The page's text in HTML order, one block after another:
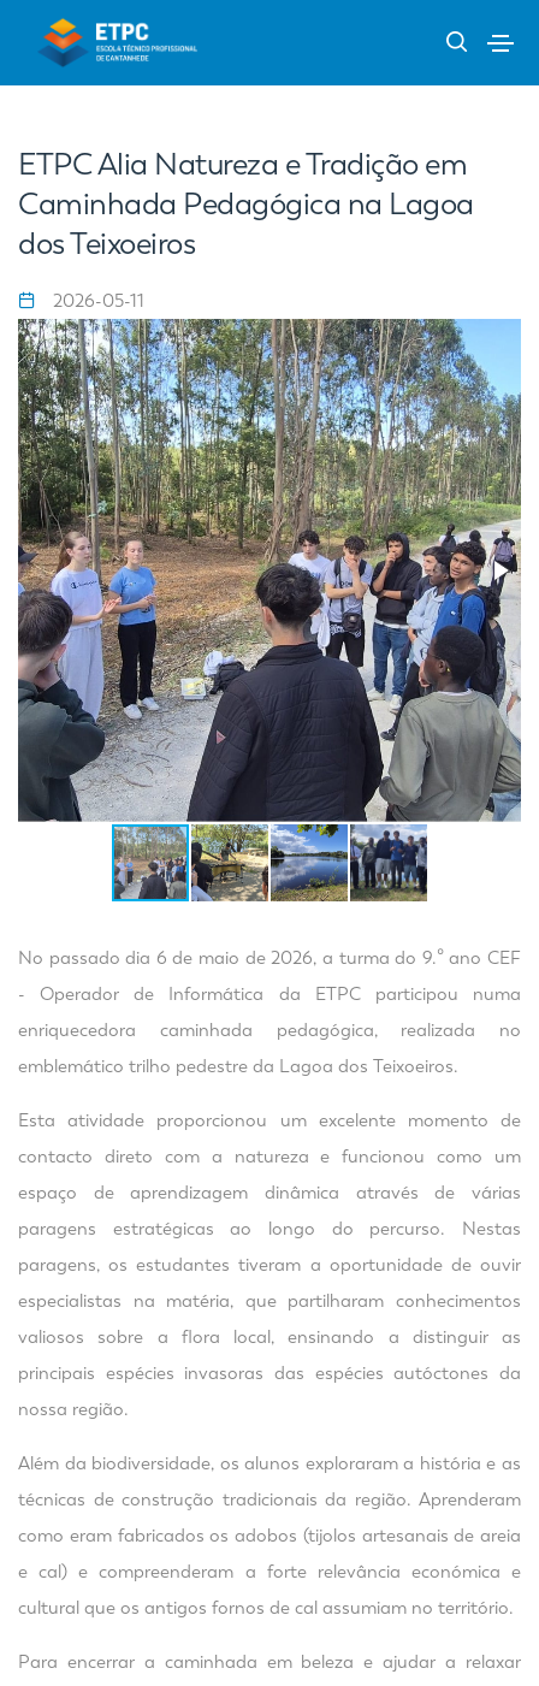
ETPC Alia Natureza e Tradição em
Caminhada Pedagógica na Lagoa
dos Teixoeiros
2026-05-11
No passado dia 6 de maio de 2026, a turma do 9.º ano CEF
- Operador de Informática da ETPC participou numa
enriquecedora caminhada pedagógica, realizada no
emblemático trilho pedestre da Lagoa dos Teixoeiros.
Esta atividade proporcionou um excelente momento de
contacto direto com a natureza e funcionou como um
espaço de aprendizagem dinâmica através de várias
paragens estratégicas ao longo do percurso. Nestas
paragens, os estudantes tiveram a oportunidade de ouvir
especialistas na matéria, que partilharam conhecimentos
valiosos sobre a flora local, ensinando a distinguir as
principais espécies invasoras das espécies autóctones da
nossa região.
Além da biodiversidade, os alunos exploraram a história e as
técnicas de construção tradicionais da região. Aprenderam
como eram fabricados os adobos (tijolos artesanais de areia
e cal) e compreenderam a forte relevância económica e
cultural que os antigos fornos de cal assumiam no território.
Para encerrar a caminhada em beleza e ajudar a relaxar